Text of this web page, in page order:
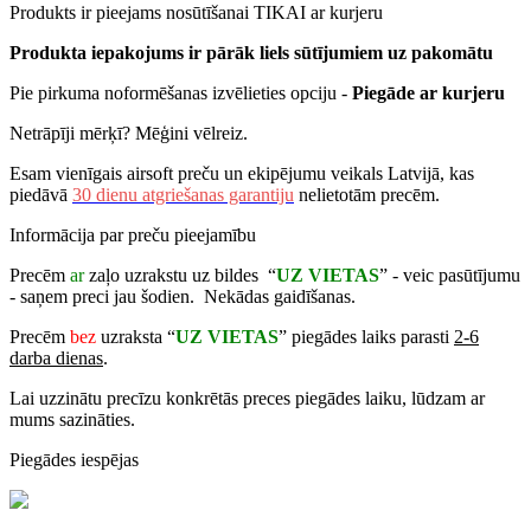
Produkts ir pieejams nosūtīšanai TIKAI ar kurjeru
Produkta iepakojums ir pārāk liels sūtījumiem uz pakomātu
Pie pirkuma noformēšanas izvēlieties opciju - Piegāde ar kurjeru
Netrāpīji mērķī? Mēģini vēlreiz.
Esam vienīgais airsoft preču un ekipējumu veikals Latvijā, kas
piedāvā 30 dienu atgriešanas garantiju nelietotām precēm.
Informācija par preču pieejamību
Precēm arzaļo uzrakstu uz bildes “UZ VIETAS” - veic pasūtījumu
- saņem preci jau šodien. Nekādas gaidīšanas.
Precēm bez uzraksta “UZ VIETAS” piegādes laiks parasti 2-6
darba dienas.
Lai uzzinātu precīzu konkrētās preces piegādes laiku, lūdzam ar
mums sazināties.
Piegādes iespējas